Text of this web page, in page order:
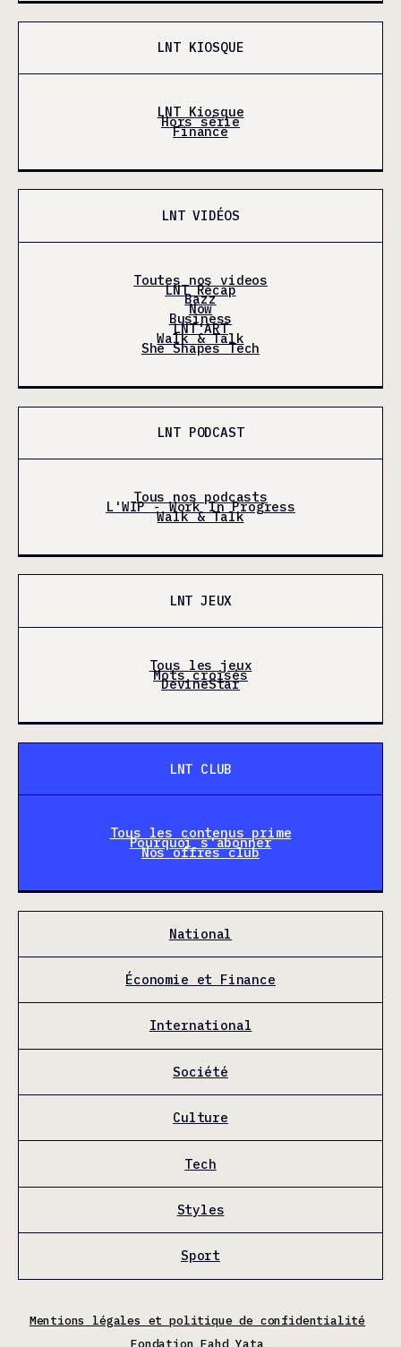
LNT KIOSQUE
LNT Kiosque
Hors série
Finance
LNT VIDÉOS
Toutes nos videos
LNT Récap
Bazz
Now
Business
LNT'ART
Walk & Talk
She Shapes Tech
LNT PODCAST
Tous nos podcasts
L'WIP - Work In Progress
Walk & Talk
LNT JEUX
Tous les jeux
Mots croisés
DevineStar
LNT CLUB
Tous les contenus prime
Pourquoi s'abonner
Nos offres club
National
Économie et Finance
International
Société
Culture
Tech
Styles
Sport
Mentions légales et politique de confidentialité
Fondation Fahd Yata